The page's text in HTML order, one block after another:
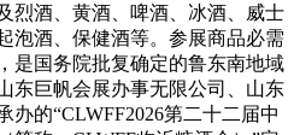
烈酒、黄酒、啤酒、冰酒、威士
泡酒、保健酒等。参展商品必需
是国务院批复确定的鲁东南地域
东巨帆会展办事无限公司、山东
的“CLWFF2026第二十二届中